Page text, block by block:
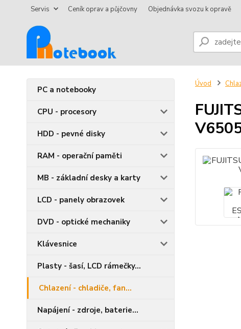
Servis Ceník oprav a půjčovny Objednávka svozu k opravě
PC a notebooky
CPU - procesory
HDD - pevné disky
RAM - operační paměti
MB - základní desky a karty
LCD - panely obrazovek
DVD - optické mechaniky
Klávesnice
Plasty - šasí, LCD rámečky...
Chlazení - chladiče, fan...
Napájení - zdroje, baterie...
Úvod